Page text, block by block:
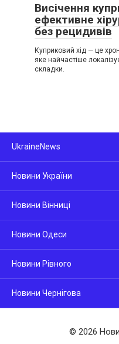
Висічення
ефективне
без рецидивів
Куприковий хід — це
яке найчастіше
складки.
UkraineNews
Новини України
Новини Вінниці
Новини Одеси
Новини Рівного
Новини Чернігова
© 2026